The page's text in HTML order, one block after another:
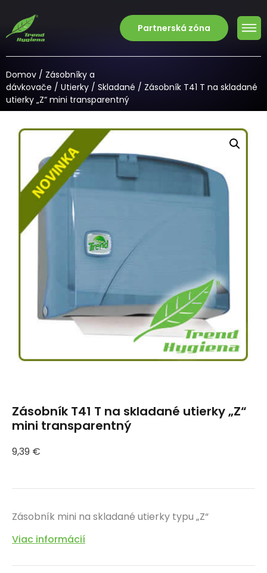
Partnerská zóna
Domov / Zásobníky a
dávkovače / Utierky / Skladané / Zásobník T41 T na skladané
utierky „Z“ mini transparentný
Zásobník T41 T na skladané utierky „Z“
mini transparentný
9,39 €
Zásobník mini na skladané utierky typu „Z“
Viac informácií